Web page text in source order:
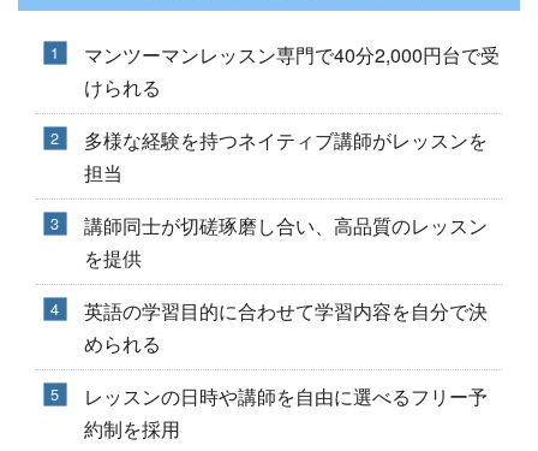
マンツーマンレッスン専門で40分2,000円台で受
けられる
多様な経験を持つネイティブ講師がレッスンを
担当
講師同士が切磋琢磨し合い、高品質のレッスン
を提供
英語の学習目的に合わせて学習内容を自分で決
められる
レッスンの日時や講師を自由に選べるフリー予
約制を採用